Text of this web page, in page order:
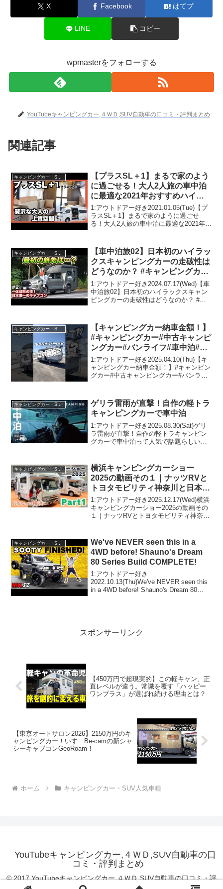
X Facebook はてブ
LINE コピー
wpmasterをフォローする
YouTubeキャンピングカー,４ＷＤ,SUV自動車の口コミ・評判まとめ
関連記事
キャンピングカー・SUV人気車種
【プラスSL＋1】まるで家のよう
に過ごせる！大人2人旅の車中泊
に最適な2021年おすすめハイエ
ースキャンピングカー【レクビ
ィ】
1:アウトドアー好き2021.01.05(Tue)【プ
ラスSL＋1】まるで家のように過ごせ
る！大人2人旅の車中泊に最適な2021年お
さないで！！2:アウトドアー好き20...
【車中泊旅02】日本初のハイラッ
クスキャンピングカーの走破性は
どうなのか？ #キャンピングカー
#車中泊
1:アウトドアー好き2024.07.17(Wed)【車
中泊旅02】日本初のハイラックスキャン
ピングカーの走破性はどうなのか？ #キ
アー好き2024.07.17(We...
【キャンピングカー納車金額！】
#キャンピングカー#中古キャンピ
ングカー#バンライフ#車中泊#車
中泊女子#納車金額#値段#ハイエ
ース#diy#日本一周#旅#旅行
#shorts#short
1:アウトドアー好き2025.04.10(Thu)【キ
ャンピングカー納車金額！】#キャンピン
グカー#中古キャンピングカー#バンライ
#shorts#shortって人...
キャンピングカー・SUV人気車種
ゲリラ雷雨が直撃！自作の軽トラ
キャンピングカーで車中泊
1:アウトドアー好き2025.08.30(Sat)ゲリ
ラ雷雨が直撃！自作の軽トラキャンピン
グカーで車中泊って人気で話題らしい
3:アウトドアー好き202...
キャンピングカー・SUV人気車種
横浜キャンピングカーショー
2025の動画その１｜ナッツRVと
トヨタモビリティ神奈川と日本
RV協会とルートシックスとダイ
レクトカーズ
1:アウトドアー好き2025.12.17(Wed)横浜
キャンピングカーショー2025の動画その
１｜ナッツRVとトヨタモビリティ神奈川
逃さないで！！2:アウトドアー好き...
キャンピングカー・SUV人気車種
We've NEVER seen this in a
4WD before! Shauno's Dream
80 Series Build COMPLETE!
1:アウトドアー好き
2022.10.13(Thu)We've NEVER seen this
in a 4WD before! Shauno's Dream 80
スポンサーリンク
【450万円で超現実的】この軽キャン、正
直レベルが違う。常識を覆す「ハッピー
ワンプラス」が選ばれ続ける理由とは？
【東京オートサロン2026】2150万円のキ
ャンピングカー！いすゞBe-camの新シャ
シーキャブコンGeoRoam！
ホーム キャンピングカー・SUV人気車種
YouTubeキャンピングカー,４ＷＤ,SUV自動車の口
コミ・評判まとめ
© 2017 YouTubeキャンピングカー,４ＷＤ,SUV自動車の口コミ・評